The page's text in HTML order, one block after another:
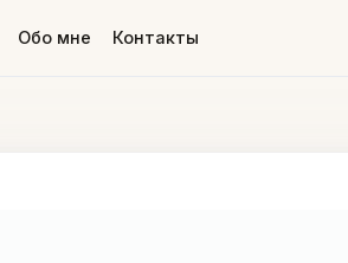
Обо мне Контакты